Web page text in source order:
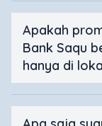
Apakah
Bank Saqu
hanya di